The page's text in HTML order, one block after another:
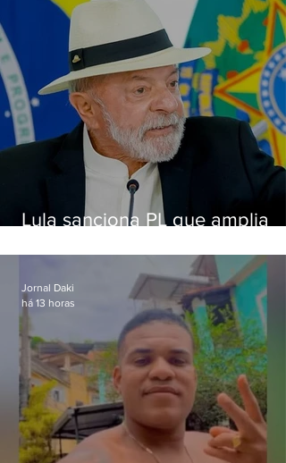
Lula sanciona PL que amplia
crianças
Jornal Daki
há 13 horas